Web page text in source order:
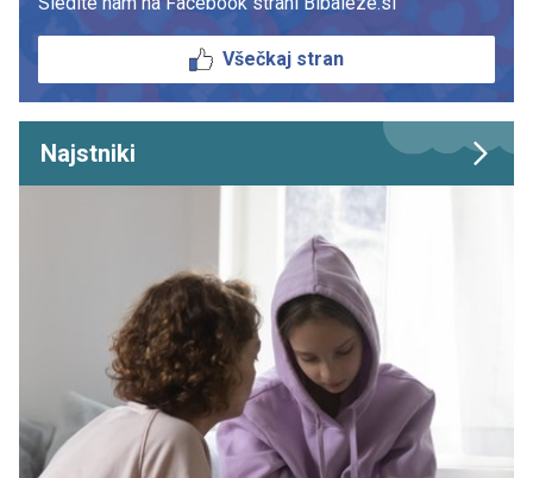
Všečkaj stran
Najstniki